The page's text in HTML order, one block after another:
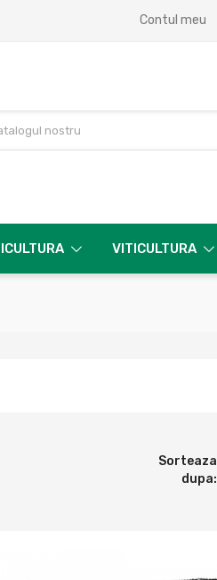
Contul meu
VITICULTURA
Sorteaza
dupa: